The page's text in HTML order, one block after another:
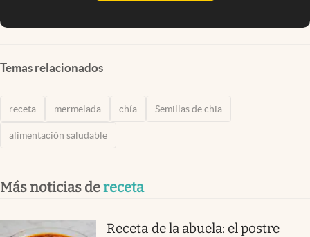
Temas relacionados
receta mermelada chía Semillas de chia
alimentación saludable
Más noticias dereceta
Receta de la abuela: el postre